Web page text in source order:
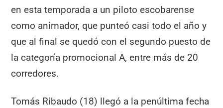
en esta temporada a un piloto escobarense
como animador, que punteó casi todo el año y
que al final se quedó con el segundo puesto de
la categoría promocional A, entre más de 20
corredores.
Tomás Ribaudo (18) llegó a la penúltima fecha